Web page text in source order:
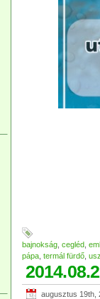
bajnokság cegléd
pápa termál fürdő
augusztus 19th,